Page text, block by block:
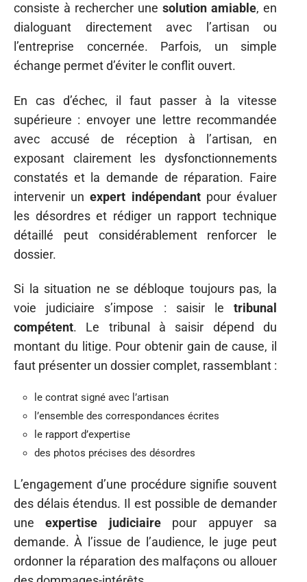
consiste à rechercher une solution amiable, en
dialoguant directement avec l’artisan ou
l’entreprise concernée. Parfois, un simple
échange permet d’éviter le conflit ouvert.
En cas d’échec, il faut passer à la vitesse
supérieure : envoyer une lettre recommandée
avec accusé de réception à l’artisan, en
exposant clairement les dysfonctionnements
constatés et la demande de réparation. Faire
intervenir unexpert indépendantpour évaluer
les désordres et rédiger un rapport technique
détaillé peut considérablement renforcer le
dossier.
Si la situation ne se débloque toujours pas, la
voie judiciaire s’impose : saisir le tribunal
compétent. Le tribunal à saisir dépend du
montant du litige. Pour obtenir gain de cause, il
faut présenter un dossier complet, rassemblant :
le contrat signé avec l’artisan
l’ensemble des correspondances écrites
le rapport d’expertise
des photos précises des désordres
L’engagement d’une procédure signifie souvent
des délais étendus. Il est possible de demander
uneexpertise judiciairepour appuyer sa
demande. À l’issue de l’audience, le juge peut
ordonner la réparation des malfaçons ou allouer